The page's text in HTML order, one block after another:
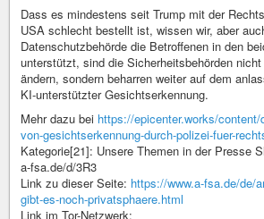
Dass es mindestens seit Trump mit der
USA schlecht bestellt ist, wissen wir, aber
Datenschutzbehörde die Betroffenen in den
unterstützt, sind die Sicherheitsbehörden
ändern, sondern beharren weiter auf dem
KI-unterstützter Gesichtserkennung.
Mehr dazu bei https://epicenter.works/
von-gesichtserkennung-durch-polizei-fuer-
Kategorie[21]: Unsere Themen in der Presse
a-fsa.de/d/3R3
Link zu dieser Seite: https://www.a-fsa.de/de/
gibt-es-noch-privatsphaere.html
Link im Tor-Netzwerk: